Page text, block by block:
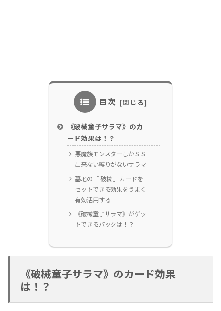
目次
《破械童子サラマ》のカ
ード効果は！？
悪魔族モンスターしかＳＳ
出来ない縛りがないサラマ
墓地の「 破械 」カードを
セットできる効果をうまく
有効活用する
《破械童子サラマ》がゲッ
トできるパックは！？
《破械童子サラマ》のカード効果
は！？